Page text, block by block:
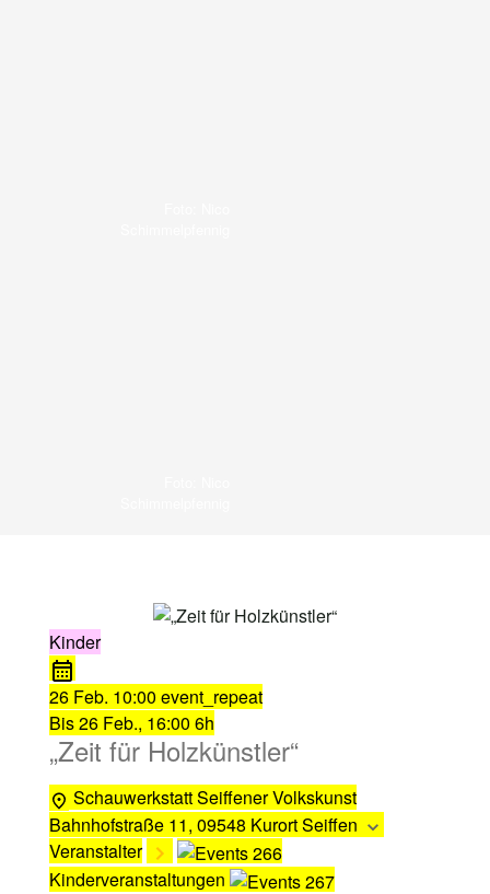
Kinder
26 Feb. 10:00 event_repeat
Bis26 Feb., 16:00 6h
„Zeit für Holzkünstler“
Schauwerkstatt Seiffener Volkskunst
Bahnhofstraße 11, 09548 Kurort Seiffen
Veranstalter
Kinderveranstaltungen